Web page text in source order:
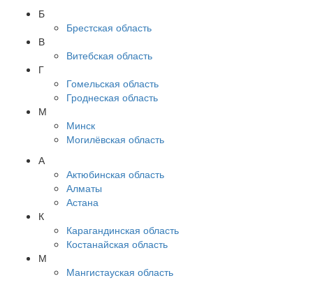
Б
Брестская область
В
Витебская область
Г
Гомельская область
Гроднеская область
М
Минск
Могилёвская область
А
Актюбинская область
Алматы
Астана
К
Карагандинская область
Костанайская область
М
Мангистауская область